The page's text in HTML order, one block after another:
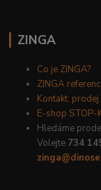
ZINGA
Co je ZINGA?
ZINGA
Kontakt:
E-shop STOP-
Hledáme
Volejte 734